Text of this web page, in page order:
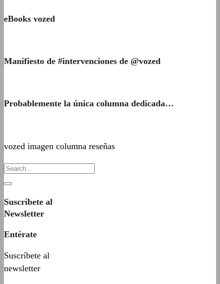
eBooks vozed
Manifiesto de #intervenciones de @vozed
Probablemente la única columna dedicada…
vozed imagen columna reseñas
Suscríbete al
Newsletter
Entérate
Suscríbete al
newsletter